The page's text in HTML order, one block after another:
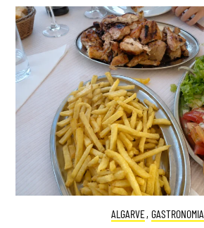
ALGARVE, GASTRONOMIA